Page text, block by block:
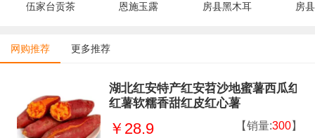
伍家台贡茶 恩施玉露 房县黑木耳 房
网购推荐 更多推荐
湖北红安特产红安苕沙地蜜薯西瓜红
红薯软糯香甜红皮红心薯
￥28.9 【销量:300】